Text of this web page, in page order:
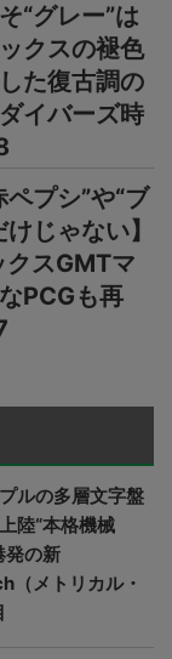
“グレー”は
クスの褪色
た復古調の
イバーズ時
ペプシ”や“ブ
じゃない】
スGMTマ
PCGも再
ルの多層文字盤
陸“本格機械
発の新
メトリカル・